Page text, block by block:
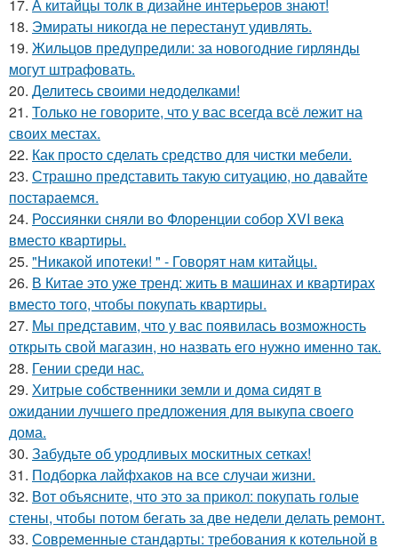
17. А китайцы толк в дизайне интерьеров знают!
18. Эмираты никогда не перестанут удивлять.
19. Жильцов предупредили: за новогодние гирлянды
могут штрафовать.
20. Делитесь своими недоделками!
21. Только не говорите, что у вас всегда всё лежит на
своих местах.
22. Как просто сделать средство для чистки мебели.
23. Страшно представить такую ситуацию, но давайте
постараемся.
24. Россиянки сняли во Флоренции собор XVI века
вместо квартиры.
25. "Никакой ипотеки! " - Говорят нам китайцы.
26. В Китае это уже тренд: жить в машинах и квартирах
вместо того, чтобы покупать квартиры.
27. Мы представим, что у вас появилась возможность
открыть свой магазин, но назвать его нужно именно так.
28. Гении среди нас.
29. Хитрые собственники земли и дома сидят в
ожидании лучшего предложения для выкупа своего
дома.
30. Забудьте об уродливых москитных сетках!
31. Подборка лайфхаков на все случаи жизни.
32. Вот объясните, что это за прикол: покупать голые
стены, чтобы потом бегать за две недели делать ремонт.
33. Современные стандарты: требования к котельной в